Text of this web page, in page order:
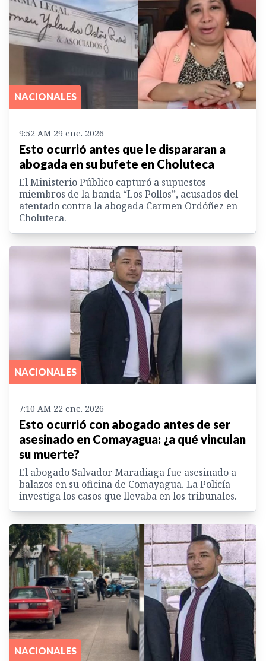
NACIONALES
9:52 AM 29 ene. 2026
Esto ocurrió antes que le dispararan a
abogada en su bufete en Choluteca
El Ministerio Público capturó a supuestos
miembros de la banda “Los Pollos”, acusados del
atentado contra la abogada Carmen Ordóñez en
Choluteca.
NACIONALES
7:10 AM 22 ene. 2026
Esto ocurrió con abogado antes de ser
asesinado en Comayagua: ¿a qué vinculan
su muerte?
El abogado Salvador Maradiaga fue asesinado a
balazos en su oficina de Comayagua. La Policía
investiga los casos que llevaba en los tribunales.
NACIONALES